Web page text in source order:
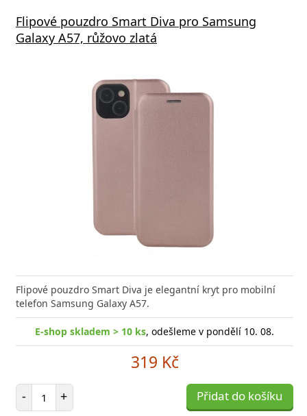
Flipové pouzdro Smart Diva pro Samsung
Galaxy A57, růžovo zlatá
Flipové pouzdro Smart Diva je elegantní kryt pro mobilní
telefon Samsung Galaxy A57.
E-shop skladem > 10 ks, odešleme v pondělí 10. 08.
319 Kč
- Počet položek
+ Přidat do košíku